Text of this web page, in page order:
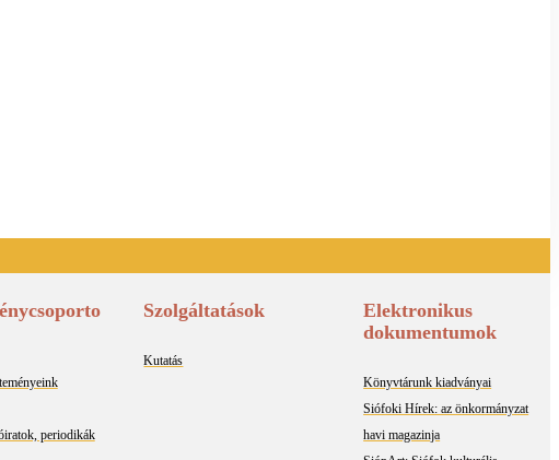
periodikák
Szolgáltatások
Kutatás
Elektronikus
dokumentumok
Könyvtárunk kiadványai
Siófoki Hírek: az önkormányzat
havi magazinja